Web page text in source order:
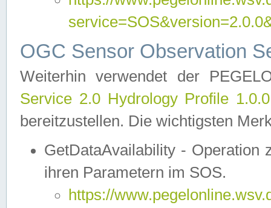
OGC Sensor Observation
Weiterhin verwendet der
Service 2.0 Hydrology Profile
bereitzustellen. Die wichtigsten
GetDataAvailability - Operation
ihren Parametern im SOS.
https://